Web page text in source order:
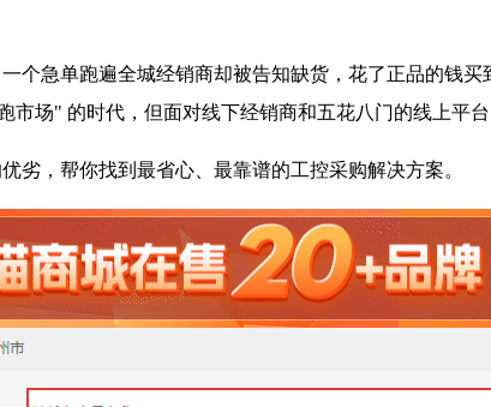
个急单跑遍全城经销商却被告知缺货，花了正品的钱
场" 的时代，但面对线下经销商和五花八门的线上平
劣，帮你找到最省心、最靠谱的工控采购解决方案。